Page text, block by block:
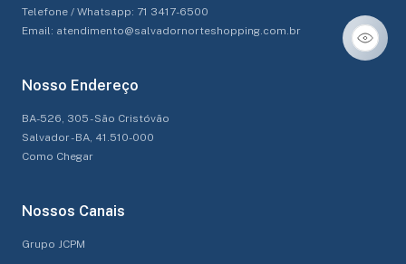
Telefone / Whatsapp: 71 3417-6500
Email: atendimento@salvadornorteshopping.com.br
Nosso Endereço
BA-526, 305 - São Cristóvão
Salvador - BA, 41.510-000
Como Chegar
Nossos Canais
Grupo JCPM